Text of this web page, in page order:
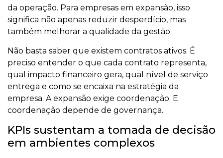
da operação. Para empresas em expansão, isso
significa não apenas reduzir desperdício, mas
também melhorar a qualidade da gestão.
Não basta saber que existem contratos ativos. É
preciso entender o que cada contrato representa,
qual impacto financeiro gera, qual nível de serviço
entrega e como se encaixa na estratégia da
empresa. A expansão exige coordenação. E
coordenação depende de governança.
KPIs sustentam a tomada de decisão
em ambientes complexos